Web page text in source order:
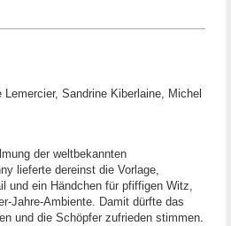
Sandrine Kiberlaine, Michel
der weltbekannten
lieferte dereinst die Vorlage,
und ein Händchen für pfiffigen Witz,
Jahre-Ambiente. Damit dürfte das
und die Schöpfer zufrieden stimmen.